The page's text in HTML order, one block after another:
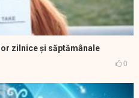
zilnice și săptămânale
0